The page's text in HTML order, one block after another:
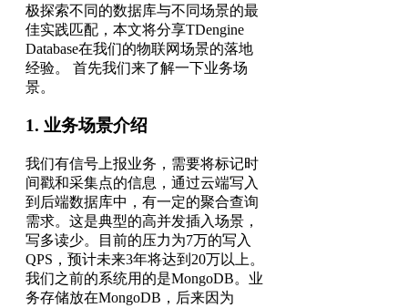
极探索不同的数据库与不同场景的最
佳实践匹配，本文将分享TDengine
Database在我们的物联网场景的落地
经验。 首先我们来了解一下业务场
景。
1. 业务场景介绍
我们有信号上报业务，需要将标记时
间戳和采集点的信息，通过云端写入
到后端数据库中，有一定的聚合查询
需求。这是典型的高并发插入场景，
写多读少。目前的压力为7万的写入
QPS，预计未来3年将达到20万以上。
我们之前的系统用的是MongoDB。业
务存储放在MongoDB，后来因为